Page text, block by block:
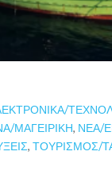
ΜΑΓΕΙΡΙΚΉ, ΝΈΑ/
,ΤΟΥΡΙΣΜΌΣ/